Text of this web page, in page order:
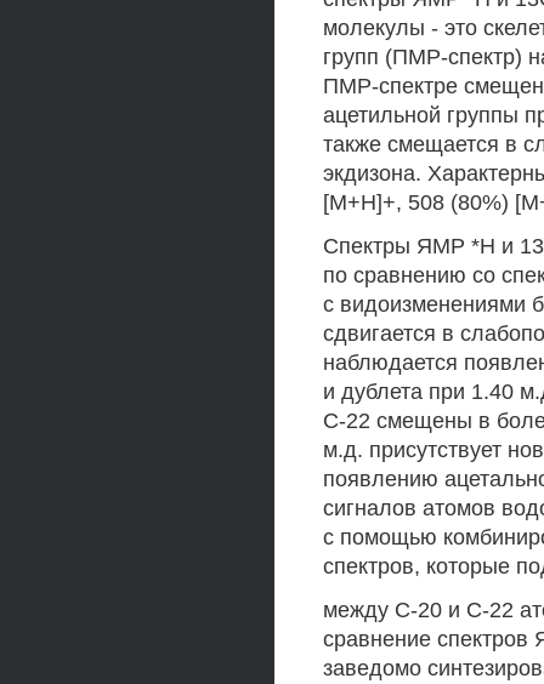
молекулы - это
групп (ПМР-спектр)
ПМР-спектре
ацетильной группы
также смещается в
экдизона.
[М+Н]+, 508 (80%)
Спектры ЯМР *Н и
по сравнению со
с видоизменениями
сдвигается в
наблюдается
и дублета при 1.40
С-22 смещены в
м.д. присутствует
появлению
сигналов атомов
с помощью
спектров, которые
между С-20 и С-22
сравнение
заведомо